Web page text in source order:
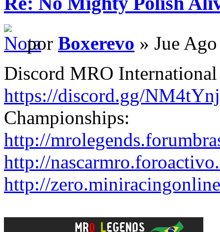
por Boxerevo » Jue
Discord MRO
https://discord.gg/NM4tYnj
Championships:
http://
http://
http://